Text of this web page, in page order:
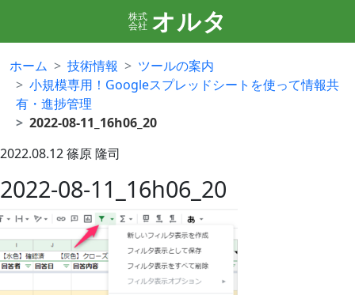
株式
会社 オルタ
ホーム 技術情報
ツールの案内
小規模専用！Googleスプレッドシートを使って情報共
有・進捗管理
2022-08-11_16h06_20
2022.08.12篠原 隆司
2022-08-11_16h06_20